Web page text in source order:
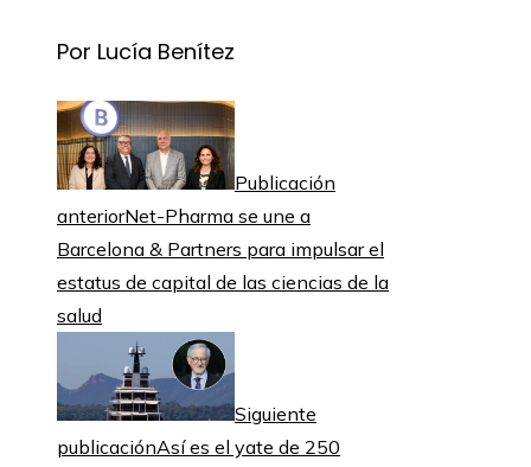
Por Lucía Benítez
Publicación
anteriorNet-Pharma se une a
Barcelona & Partners para impulsar el
estatus de capital de las ciencias de la
salud
Siguiente
publicaciónAsí es el yate de 250